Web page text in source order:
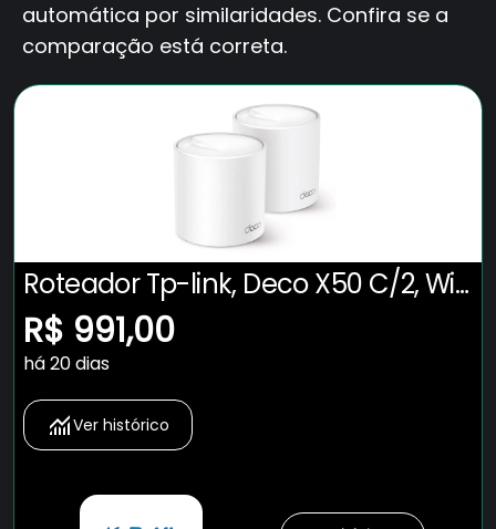
automática por similaridades. Confira se a
comparação está correta.
Roteador Tp-link, Deco X50 C/2, Wi-
fi 6 Mesh Archer Ax3000, Gigabit
Wireless, Dual Band 2,4/5ghz
R$ 991,00
há 20 dias
Ver histórico